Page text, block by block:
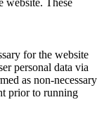
website. These
for the website
personal data via
as non-necessary
prior to running